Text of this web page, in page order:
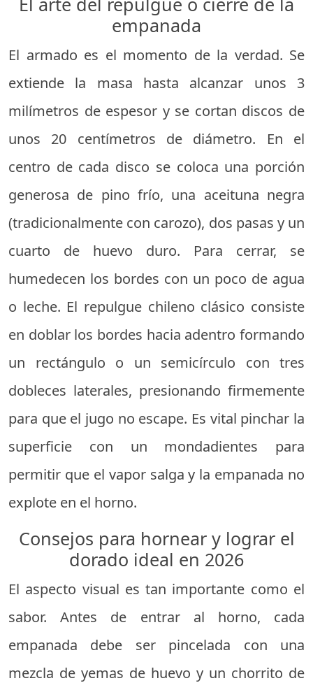
empanada
El armado es el momento de la verdad. Se
extiende la masa hasta alcanzar unos 3
milímetros de espesor y se cortan discos de
unos 20 centímetros de diámetro. En el
centro de cada disco se coloca una porción
generosa de pino frío, una aceituna negra
(tradicionalmente con carozo), dos pasas y un
cuarto de huevo duro. Para cerrar, se
humedecen los bordes con un poco de agua
o leche. El repulgue chileno clásico consiste
en doblar los bordes hacia adentro formando
un rectángulo o un semicírculo con tres
dobleces laterales, presionando firmemente
para que el jugo no escape. Es vital pinchar la
superficie con un mondadientes para
permitir que el vapor salga y la empanada no
explote en el horno.
Consejos para hornear y lograr el
dorado ideal en 2026
El aspecto visual es tan importante como el
sabor. Antes de entrar al horno, cada
empanada debe ser pincelada con una
mezcla de yemas de huevo y un chorrito de